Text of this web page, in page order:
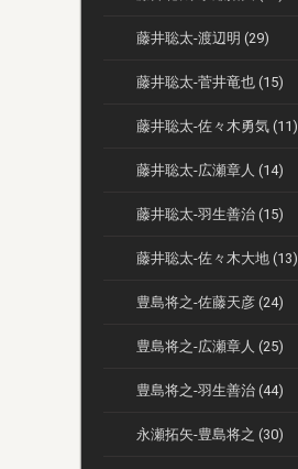
藤井聡太-渡辺明 (29)
藤井聡太-菅井竜也 (15)
藤井聡太-佐々木勇気 (11)
藤井聡太-広瀬章人 (14)
藤井聡太-羽生善治 (15)
藤井聡太-佐々木大地 (13)
豊島将之-佐藤天彦 (24)
豊島将之-広瀬章人 (25)
豊島将之-羽生善治 (44)
永瀬拓矢-豊島将之 (30)